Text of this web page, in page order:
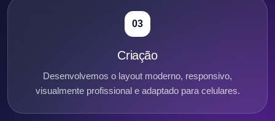
03
Criação
Desenvolvemos o layout moderno, responsivo,
visualmente profissional e adaptado para celulares.